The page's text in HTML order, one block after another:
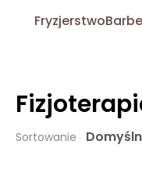
Fryzjerstwo
Sortowanie